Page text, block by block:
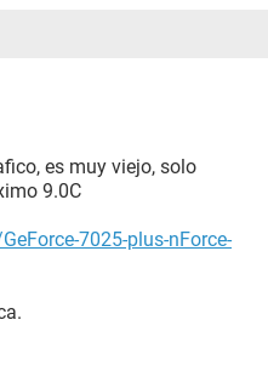
es muy viejo, solo
9.0C
7025-plus-nForce-